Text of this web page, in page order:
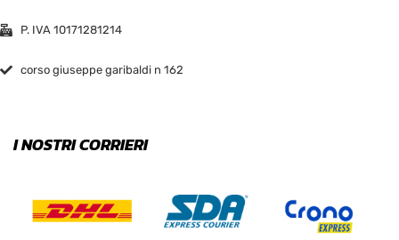
P. IVA 10171281214
corso giuseppe garibaldi n 162
I NOSTRI CORRIERI